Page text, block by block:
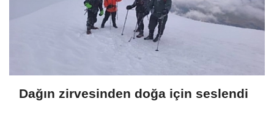
Dağın zirvesinden doğa için seslendi